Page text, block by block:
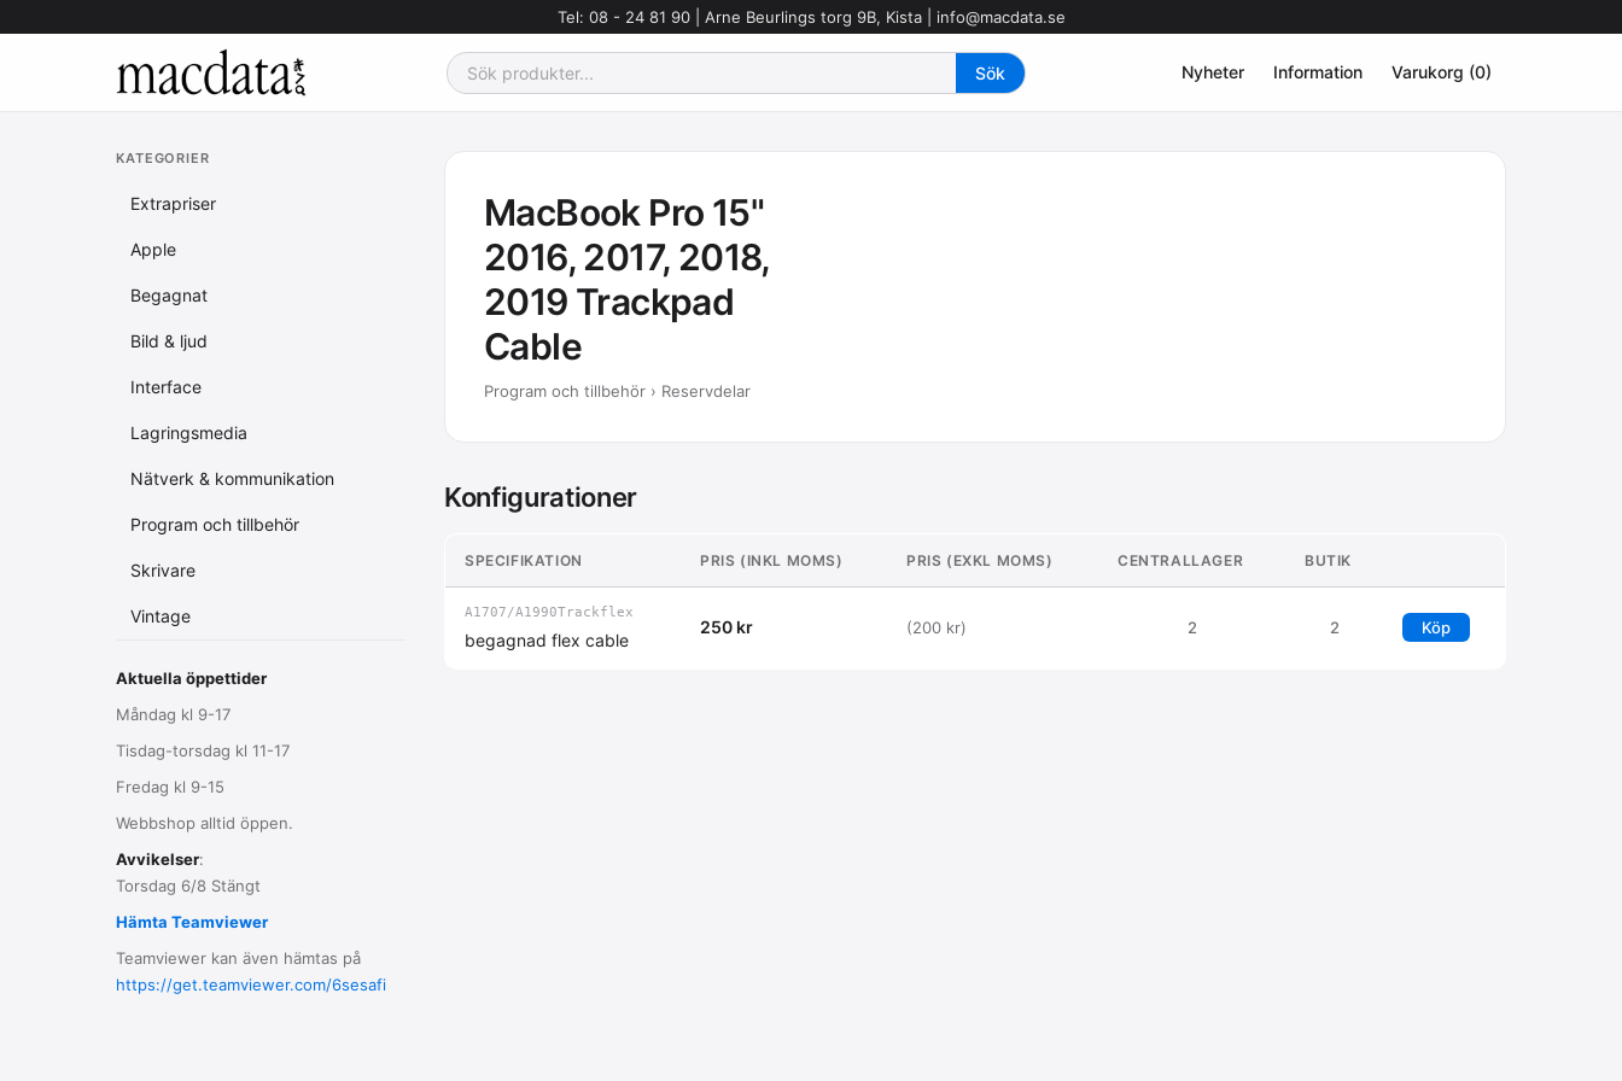
Tel: 08 - 24 81 90 | Arne Beurlings torg 9B, Kista | info@macdata.se
Nyheter Information Varukorg (0)
KATEGORIER
Extrapriser
Apple
Begagnat
Bild & ljud
Interface
Lagringsmedia
Nätverk & kommunikation
Program och tillbehör
Skrivare
Vintage
Aktuella öppettider
Måndag kl 9-17
Tisdag-torsdag kl 11-17
Fredag kl 9-15
Webbshop alltid öppen.
Avvikelser:
Torsdag 6/8 Stängt
Hämta Teamviewer
Teamviewer kan även hämtas på
https://get.teamviewer.com/6sesafi
MacBook Pro 15"
2016, 2017, 2018,
2019 Trackpad
Cable
Program och tillbehör › Reservdelar
Konfigurationer
SPECIFIKATION PRIS (INKL MOMS) PRIS (EXKL MOMS) CENTRALLAGER BUTIK
A1707/A1990Trackflex
begagnad flex cable
250 kr (200 kr) 2 2 Köp